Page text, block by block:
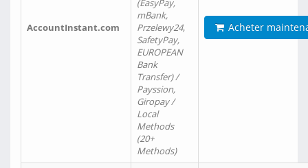
AccountInstant.com
(EasyPay,
mBank,
Przelewy24,
SafetyPay,
EUROPEAN
Bank
Transfer) /
Payssion,
Giropay /
Local
Methods
(20+
Methods)
Acheter